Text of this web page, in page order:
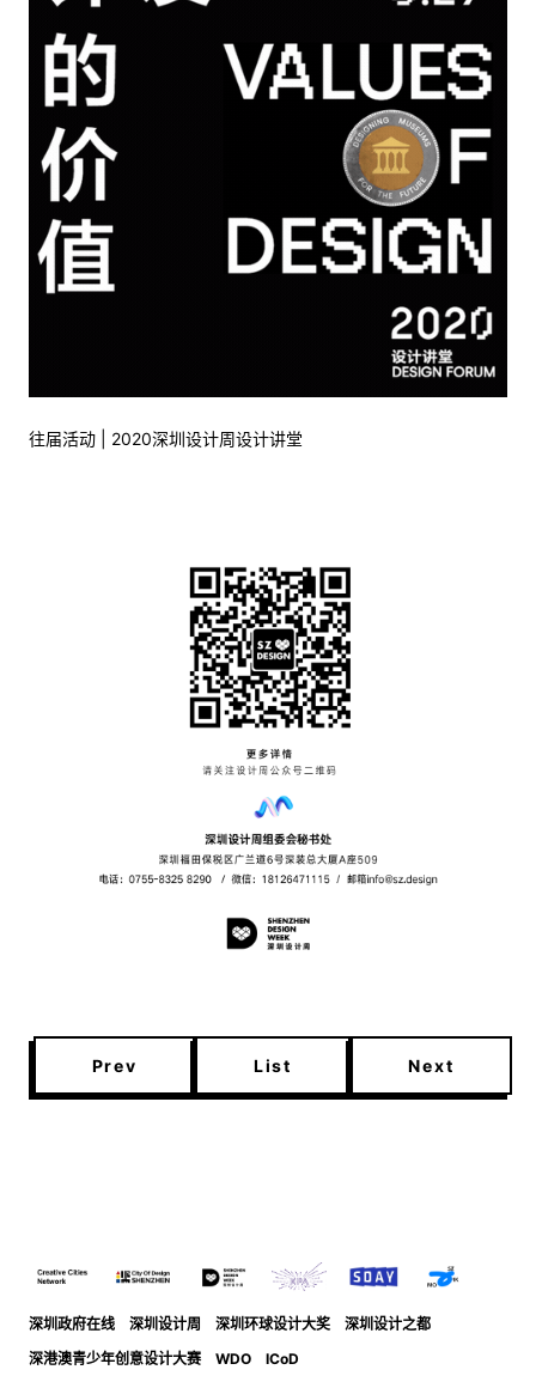
往届活动 | 2020深圳设计周设计讲堂
Prev List Next
深圳政府在线 深圳设计周 深圳环球设计大奖
深圳设计之都
深港澳青少年创意设计大赛
WDO ICoD